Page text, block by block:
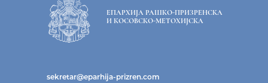
ЕПАРХИЈА РАШКО-ПРИЗРЕНСКА
И КОСОВСКО-МЕТОХИЈСКА
sekretar@eparhija-prizren.com